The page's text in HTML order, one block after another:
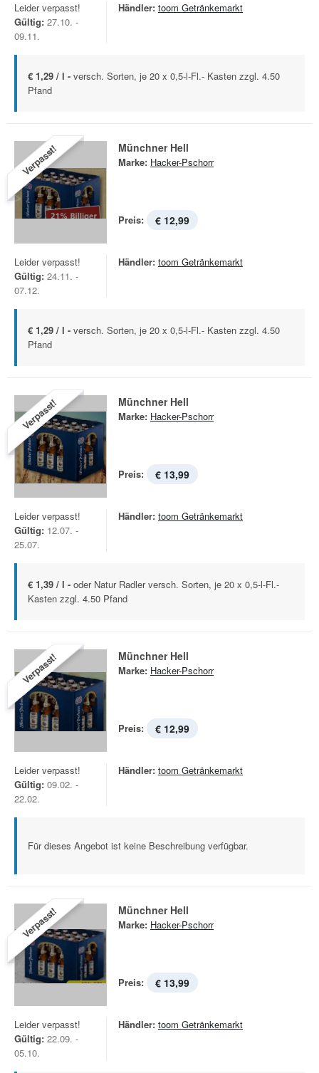
Leider verpasst!
Gültig: 27.10. -
09.11.
Händler: toom Getränkemarkt
€ 1,29 / l - versch. Sorten, je 20 x 0,5-l-Fl.- Kasten zzgl. 4.50
Pfand
Verpasst! Münchner Hell
Marke: Hacker-Pschorr
Preis: € 12,99
Leider verpasst!
Gültig: 24.11. -
07.12.
Händler: toom Getränkemarkt
€ 1,29 / l - versch. Sorten, je 20 x 0,5-l-Fl.- Kasten zzgl. 4.50
Pfand
Verpasst! Münchner Hell
Marke: Hacker-Pschorr
Preis: € 13,99
Leider verpasst!
Gültig: 12.07. -
25.07.
Händler: toom Getränkemarkt
€ 1,39 / l - oder Natur Radler versch. Sorten, je 20 x 0,5-l-Fl.-
Kasten zzgl. 4.50 Pfand
Verpasst! Münchner Hell
Marke: Hacker-Pschorr
Preis: € 12,99
Leider verpasst!
Gültig: 09.02. -
22.02.
Händler: toom Getränkemarkt
Für dieses Angebot ist keine Beschreibung verfügbar.
Verpasst! Münchner Hell
Marke: Hacker-Pschorr
Preis: € 13,99
Leider verpasst!
Gültig: 22.09. -
05.10.
Händler: toom Getränkemarkt